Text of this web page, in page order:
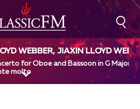
WEBBER, JIAXIN LLOYD
UNION CHAMBER ORCHESTRA,
HOFMANN
for Oboe and Bassoon in G Major,
molto